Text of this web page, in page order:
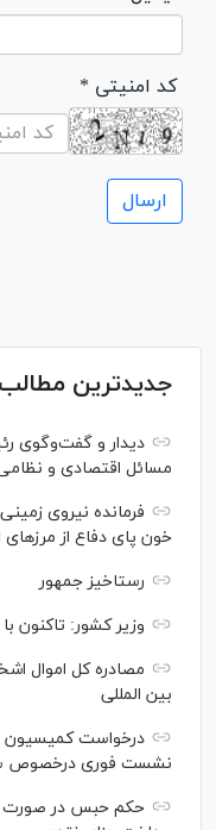
* کد امنیتی
جدیدترین مطالب
دیدار و گفت‌‌وگوی
مسائل اقتصادی و
فرمانده نیروی
خون پای دفاع از مرز‌های
رستاخیز جمهور
وزیر کشور: تاکنون
مصادره کل اموال
بین المللی
درخواست کمیسیون
نشست فوری درخصوص
حکم حبس در صورت